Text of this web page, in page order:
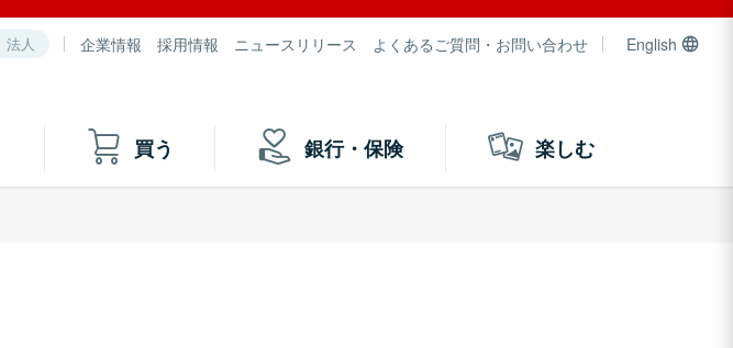
法人 企業情報 採用情報 ニュースリリース よくあるご質問・お問い合わせ English
買う 銀行・保険 楽しむ